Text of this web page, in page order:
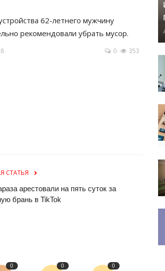
62-летнего мужчину
рекомендовали убрать мусор.
0 353
СТАТЬЯ
арестовали на пять суток за
брань в TikTok
0 0 0